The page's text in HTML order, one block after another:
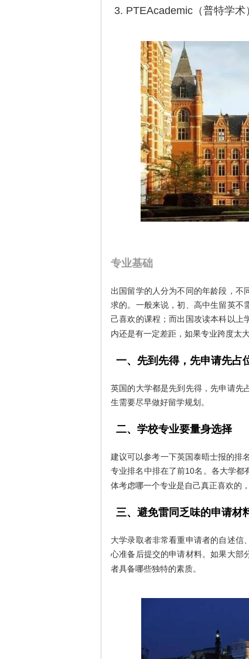
PTEAcademic（普特学术
专业基础
出国留学的人分为不同的年龄段，不
求的。一般来说，初、高中生留英不
己喜欢的课程；而出国攻读本科以上
内还是有一定差距，如果专业跨度太
一、先到先得，先申请先占
英国的大学都是先到先得，先申请先
生需要尽早做好留学规划。
二、学校专业要量身选择
建议可以参考一下英国泰晤士报的排
专业排名中排在了前10名。各大学都
体考虑哪一个专业是自己真正喜欢的
三、避免雷同乏味的申请材
大学录取者非常看重申请者的自述信
心准备后提交的申请材料。如果大部
者具备哪些独特的素质。